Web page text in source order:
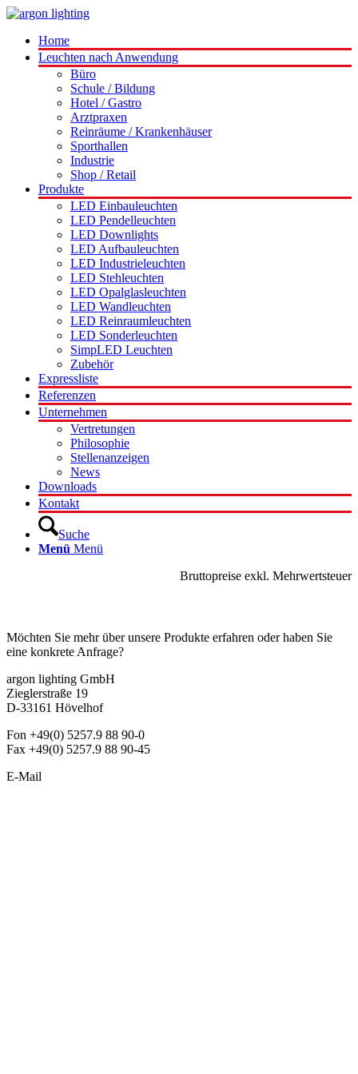
Home
Leuchten nach Anwendung
Büro
Schule / Bildung
Hotel / Gastro
Arztpraxen
Reinräume / Krankenhäuser
Sporthallen
Industrie
Shop / Retail
Produkte
LED Einbauleuchten
LED Pendelleuchten
LED Downlights
LED Aufbauleuchten
LED Industrieleuchten
LED Stehleuchten
LED Opalglasleuchten
LED Wandleuchten
LED Reinraumleuchten
LED Sonderleuchten
SimpLED Leuchten
Zubehör
Expressliste
Referenzen
Unternehmen
Vertretungen
Philosophie
Stellenanzeigen
News
Downloads
Kontakt
Suche
Menü Menü
Bruttopreise exkl. Mehrwertsteuer
Möchten Sie mehr über unsere Produkte erfahren oder haben Sie
eine konkrete Anfrage?
argon lighting GmbH
Zieglerstraße 19
D-33161 Hövelhof
Fon +49(0) 5257.9 88 90-0
Fax +49(0) 5257.9 88 90-45
E-Mail